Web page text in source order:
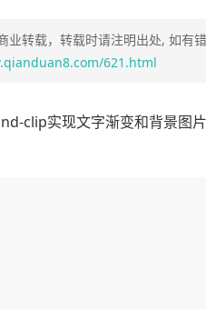
业转载，转载时请注明出处, 如有
621.html